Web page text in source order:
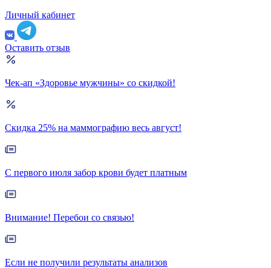
Личный кабинет
Оставить отзыв
Чек-ап «Здоровье мужчины» со скидкой!
Скидка 25% на маммографию весь август!
С первого июля забор крови будет платным
Внимание! Перебои со связью!
Если не получили результаты анализов